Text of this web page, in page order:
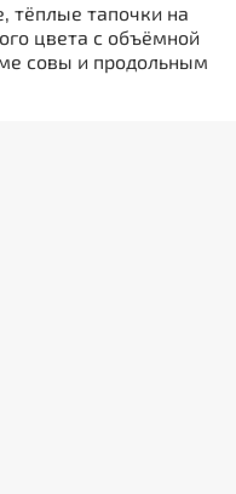
тёплые тапочки на
цвета с объёмной
совы и продольным